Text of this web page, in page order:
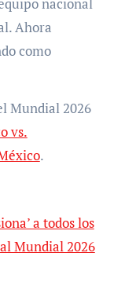
Ahora
como
Mundial 2026
vs.
.
a todos los
Mundial 2026